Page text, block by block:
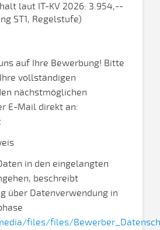
laut IT-KV 2026: 3.954,--
ST1, Regelstufe)
auf Ihre Bewerbung! Bitte
vollständigen
nächstmöglichen
E-Mail direkt an:
in den eingelangten
beschreibt
über Datenverwendung in
files/files/